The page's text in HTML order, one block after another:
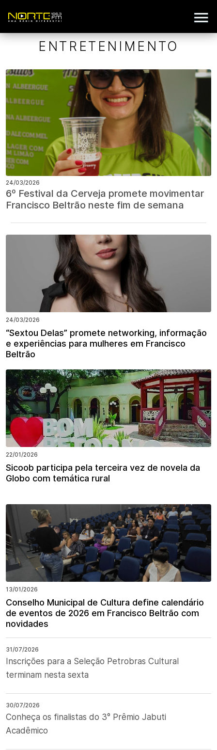
ENTRETENIMENTO
24/03/2026
6º Festival da Cerveja promete movimentar
Francisco Beltrão neste fim de semana
24/03/2026
“Sextou Delas” promete networking, informação
e experiências para mulheres em Francisco
Beltrão
22/01/2026
Sicoob participa pela terceira vez de novela da
Globo com temática rural
13/01/2026
Conselho Municipal de Cultura define calendário
de eventos de 2026 em Francisco Beltrão com
novidades
31/07/2026
Inscrições para a Seleção Petrobras Cultural
terminam nesta sexta
30/07/2026
Conheça os finalistas do 3° Prêmio Jabuti
Acadêmico